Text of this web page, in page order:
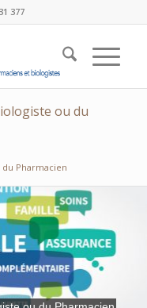
377
ou du
Pharmacien